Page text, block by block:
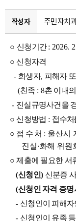
작성자 주민자치
○ 신청기간: 2026.
○ 신청자격
- 희생자, 피해자
(친족 : 8촌 이내
- 진실규명사건을
○ 신청방법 : 접수처
○ 접 수 처 : 울산시
진실·화해 위원
○ 제출에 필요한 서
(신청인) 신분증
(신청인 자격 증명
- 신청인이 피해자
- 신청인이 유족